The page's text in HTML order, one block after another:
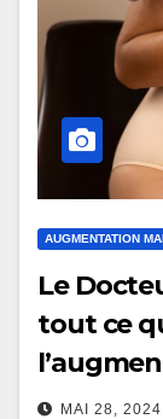
AUGMENTATION
Le
tout ce
MAI 28, 2024